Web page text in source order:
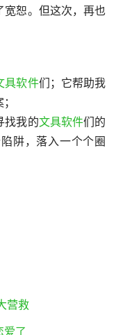
宽恕。但这次，再也
具软件们；它帮助我
找我的文具软件们的
阱，落入一个个圈
营救
爱了